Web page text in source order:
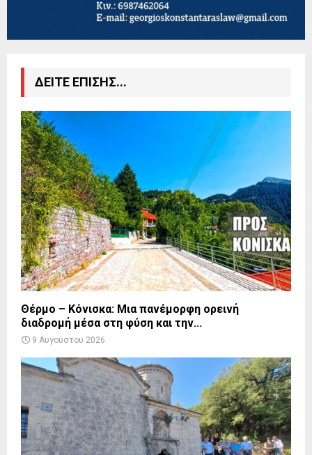
ΔΕΙΤΕ ΕΠΙΣΗΣ...
Θέρμο – Κόνισκα: Μια πανέμορφη ορεινή
διαδρομή μέσα στη φύση και την...
9 Αυγούστου 2026